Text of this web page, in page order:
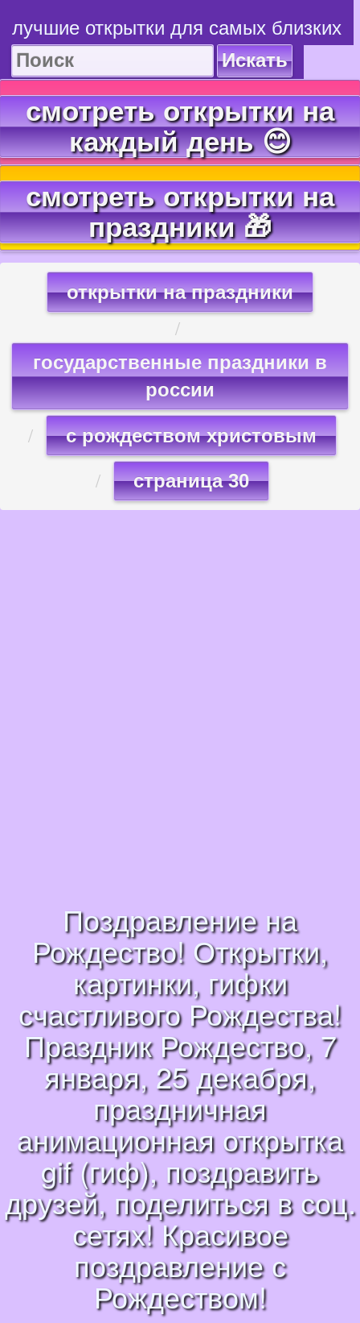
лучшие открытки для самых близких
Искать
смотреть открытки на
каждый день 😊
смотреть открытки на
праздники 🎁
открытки на праздники
государственные праздники в
россии
с рождеством христовым
страница 30
Поздравление на
Рождество! Открытки,
картинки, гифки
счастливого Рождества!
Праздник Рождество, 7
января, 25 декабря,
праздничная
анимационная открытка
gif (гиф), поздравить
друзей, поделиться в соц.
сетях! Красивое
поздравление с
Рождеством!